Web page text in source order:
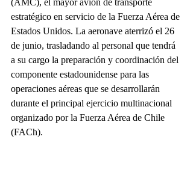
(AMC), el mayor avión de transporte
estratégico en servicio de la Fuerza Aérea de
Estados Unidos. La aeronave aterrizó el 26
de junio, trasladando al personal que tendrá
a su cargo la preparación y coordinación del
componente estadounidense para las
operaciones aéreas que se desarrollarán
durante el principal ejercicio multinacional
organizado por la Fuerza Aérea de Chile
(FACh).